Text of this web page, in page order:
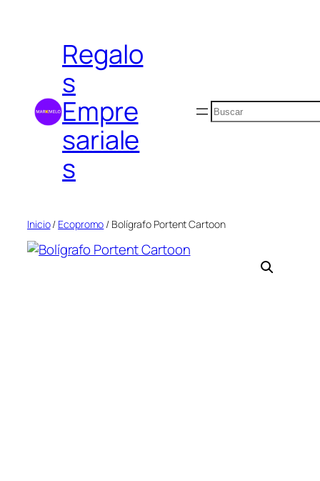
contenidoRegalo
s
Empre
sariale
s
Buscar
Inicio/ Ecopromo / Bolígrafo Portent Cartoon